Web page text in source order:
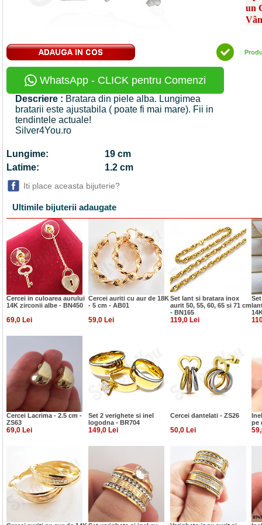
un
WhatsApp - CLICK pentru Comenzi
Descriere : Bratara din piele alba. Lungimea
bratarii este ajustabila ( poate fi mai mare). Fii in
tendintele actuale!
Silver4You.ro
Lungime:
19 cm
Latime:
1.2 cm
Iti place aceasta bijuterie?
Ultimile bijuterii adaugate
Cercei in culoarea aurului
14K zirconii albe - BN450
Cercei auriti cu aur de 18K
- 5 cm - AB01
Set lant si bratara inox
aurit 50, 55, 60, 65 si 71 cm
- BN165
69,0 Lei 59,0 Lei 119,0 Lei
Cercei Lacrima - 2.5 cm -
ZS63
Set 2 verighete si inel
logodna - BR704
Cercei dantelati - ZS26
pe
69,0 Lei 149,0 Lei 50,0 Lei